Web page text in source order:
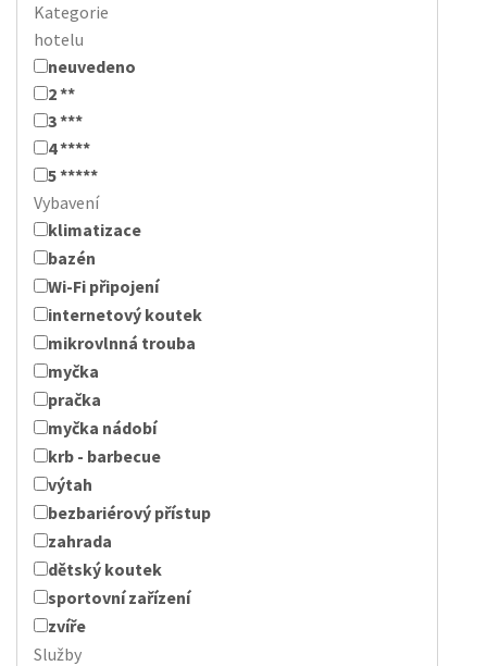
Kategorie
hotelu
neuvedeno
2 **
3 ***
4 ****
5 *****
Vybavení
klimatizace
bazén
Wi-Fi připojení
internetový koutek
mikrovlnná trouba
myčka
pračka
myčka nádobí
krb - barbecue
výtah
bezbariérový přístup
zahrada
dětský koutek
sportovní zařízení
zvíře
Služby